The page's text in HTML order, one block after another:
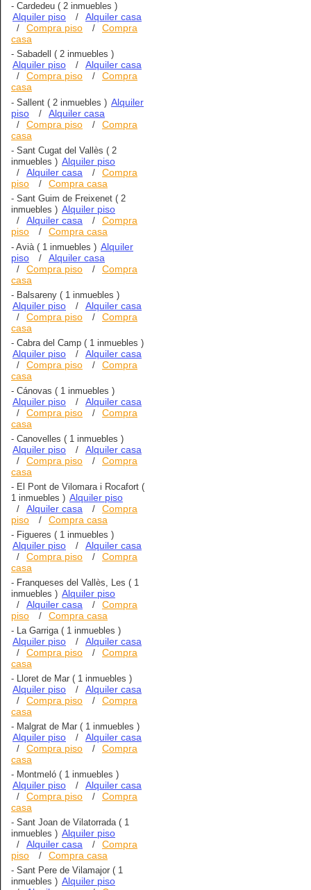
- Cardedeu ( 2 inmuebles )
Alquiler piso / Alquiler casa
/ Compra piso /
Compra
casa
- Sabadell ( 2 inmuebles )
Alquiler piso / Alquiler casa
/ Compra piso /
Compra
casa
- Sallent ( 2 inmuebles ) Alquiler
piso
/ Alquiler casa
/ Compra piso /
Compra
casa
- Sant Cugat del Vallès ( 2
inmuebles ) Alquiler piso
/ Alquiler casa /
Compra
piso
/ Compra casa
- Sant Guim de Freixenet ( 2
inmuebles ) Alquiler piso
/ Alquiler casa /
Compra
piso
/ Compra casa
- Avià( 1 inmuebles ) Alquiler
piso
/ Alquiler casa
/ Compra piso /
Compra
casa
- Balsareny ( 1 inmuebles )
Alquiler piso / Alquiler casa
/ Compra piso /
Compra
casa
- Cabra del Camp ( 1 inmuebles )
Alquiler piso / Alquiler casa
/ Compra piso /
Compra
casa
- Cánovas ( 1 inmuebles )
Alquiler piso / Alquiler casa
/ Compra piso /
Compra
casa
- Canovelles ( 1 inmuebles )
Alquiler piso / Alquiler casa
/ Compra piso /
Compra
casa
- El Pont de Vilomara i Rocafort (
1 inmuebles ) Alquiler piso
/ Alquiler casa /
Compra
piso
/ Compra casa
- Figueres ( 1 inmuebles )
Alquiler piso / Alquiler casa
/ Compra piso /
Compra
casa
- Franqueses del Vallès, Les ( 1
inmuebles ) Alquiler piso
/ Alquiler casa /
Compra
piso
/ Compra casa
- La Garriga( 1 inmuebles )
Alquiler piso / Alquiler casa
/ Compra piso /
Compra
casa
- Lloret de Mar ( 1 inmuebles )
Alquiler piso / Alquiler casa
/ Compra piso /
Compra
casa
- Malgrat de Mar ( 1 inmuebles )
Alquiler piso / Alquiler casa
/ Compra piso /
Compra
casa
- Montmeló ( 1 inmuebles )
Alquiler piso / Alquiler casa
/ Compra piso /
Compra
casa
- Sant Joan de Vilatorrada( 1
inmuebles ) Alquiler piso
/ Alquiler casa /
Compra
piso
/ Compra casa
- Sant Pere de Vilamajor ( 1
inmuebles ) Alquiler piso